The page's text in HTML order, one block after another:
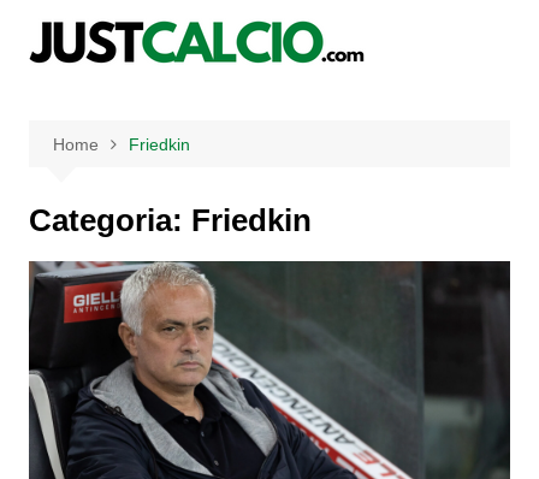
Home Friedkin
Categoria: Friedkin